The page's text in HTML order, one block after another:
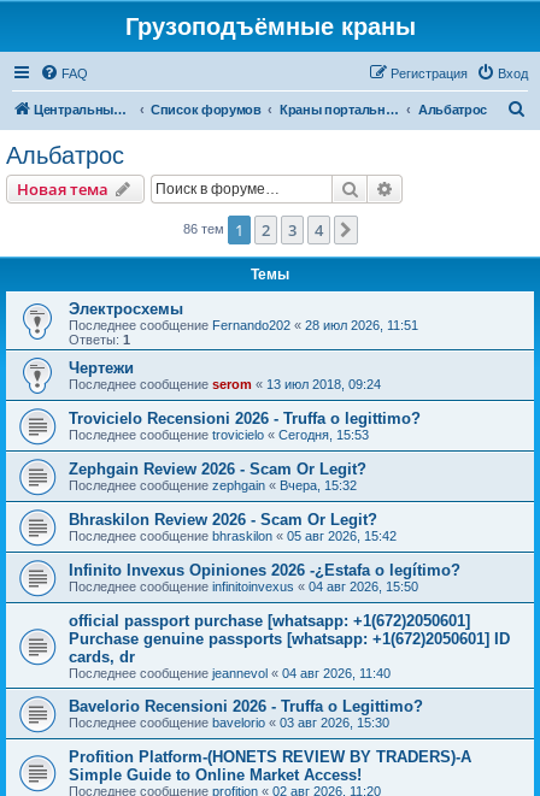
Грузоподъёмные краны
FAQ Вход
Регистрация
Центральный сайт Список форумов Краны портальные Альбатрос
Альбатрос
Новая тема Поиск
86 тем 1 2 3 4
Темы
Электросхемы
Последнее сообщение Fernando202 « 28 июл 2026, 11:51
Ответы: 1
Чертежи
Последнее сообщение serom « 13 июл 2018, 09:24
Trovicielo Recensioni 2026 - Truffa o legittimo?
Последнее сообщение trovicielo « Сегодня, 15:53
Zephgain Review 2026 - Scam Or Legit?
Последнее сообщение zephgain « Вчера, 15:32
Bhraskilon Review 2026 - Scam Or Legit?
Последнее сообщение bhraskilon « 05 авг 2026, 15:42
Infinito Invexus Opiniones 2026 -¿Estafa o legítimo?
Последнее сообщение infinitoinvexus « 04 авг 2026, 15:50
official passport purchase [whatsapp: +1(672)2050601]
Purchase genuine passports [whatsapp: +1(672)2050601] ID
cards, dr
Последнее сообщение jeannevol « 04 авг 2026, 11:40
Bavelorio Recensioni 2026 - Truffa o Legittimo?
Последнее сообщение bavelorio « 03 авг 2026, 15:30
Profition Platform-(HONETS REVIEW BY TRADERS)-A
Simple Guide to Online Market Access!
Последнее сообщение profition « 02 авг 2026, 11:20